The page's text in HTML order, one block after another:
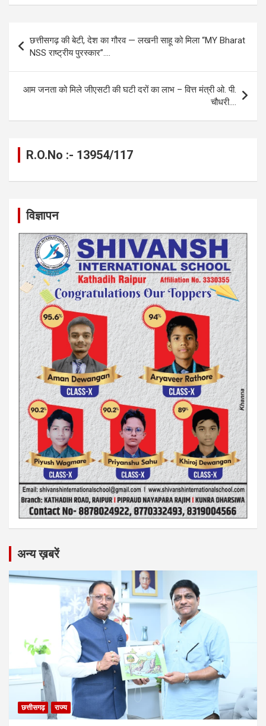
ce
b
o
o
k
se
n
g
er
at
s
A
p
p
e
a
m
ail py
Li
n
k
ar
e
navigation
छत्तीसगढ़ की बेटी, देश का गौरव — लखनी साहू को मिला “MY Bharat
NSS राष्ट्रीय पुरस्कार”….
आम जनता को मिले जीएसटी की घटी दरों का लाभ – वित्त मंत्री ओ. पी.
चौधरी….
R.O.No :- 13954/117
विज्ञापन
अन्य ख़बरें
छत्तीसगढ़ राज्य